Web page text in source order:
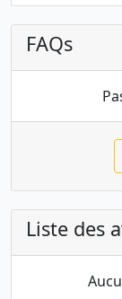
FAQs
Liste des